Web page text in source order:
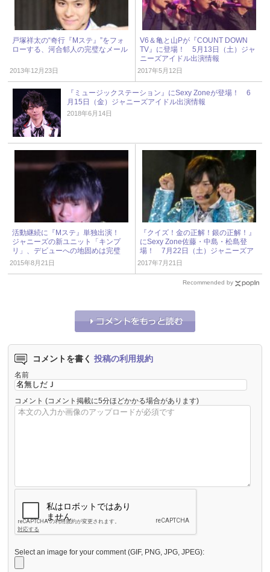
戸塚祥太の“奇行『Mステ』”をフォ
ローする、河合郁人の完璧なメール
2013年12月23日
V6＆亀と山Pが『COUNT DOWN
TV』に登場！ 5月13日（土）ジャ
ニーズアイドル出演情報
2017年5月12日
『ミュージックステーション』にSexy Zoneが登場！ 6
月15日（金）ジャニーズアイドル出演情報
2018年6月14日
活動継続に『Mステ』単独出演！
ジャニーズの新ユニット「キンプ
リ」、デビューへの地固めは完璧
2015年8月21日
『クイズ！金の正解！銀の正解！』
にSexy Zone佐藤・中島・松島登
場！ 7月22日（土）ジャニーズア
イドル出演情報
2017年7月21日
Recommended by
コメントを書く 投稿の利用規約
名前
コメント (コメント掲載に5分ほどかかる場合があります)
Select an image for your comment (GIF, PNG, JPG, JPEG):